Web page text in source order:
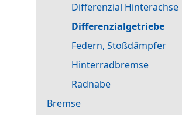
Differenzial Hinterachse
Differenzialgetriebe
Federn, Stoßdämpfer
Hinterradbremse
Radnabe
Bremse